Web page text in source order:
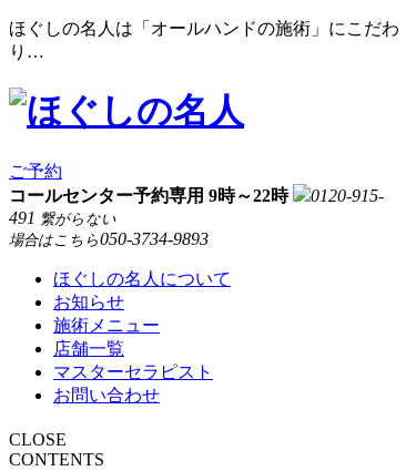
ほぐしの名人は「オールハンドの施術」にこだわ
り…
ご予約
コールセンター予約専用 9時～22時
0120-915-
491 繋がらない
場合はこちら050-3734-9893
ほぐしの名人について
お知らせ
施術メニュー
店舗一覧
マスターセラピスト
お問い合わせ
CLOSE
CONTENTS